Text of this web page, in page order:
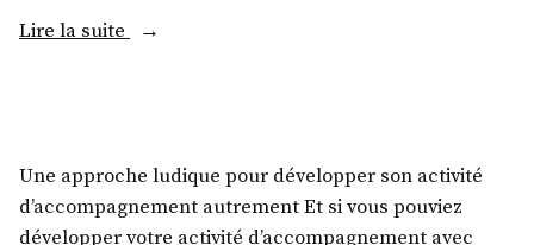
Lire la suite
Une approche ludique pour développer son activité
d’accompagnement autrement Et si vous pouviez
développer votre activité d’accompagnement avec